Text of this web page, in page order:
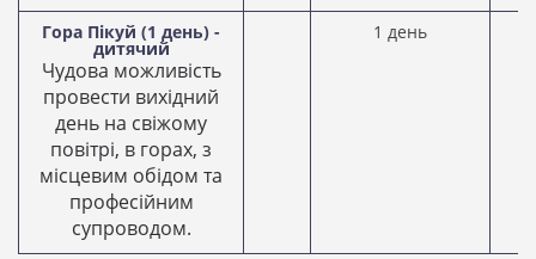
Гора Пікуй (1 день) -
дитячий
Чудова можливість
провести вихідний
день на свіжому
повітрі, в горах, з
місцевим обідом та
професійним
супроводом.
1 день